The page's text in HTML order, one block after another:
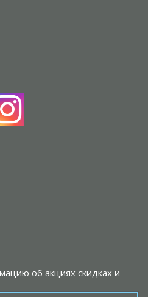
об акциях скидках и